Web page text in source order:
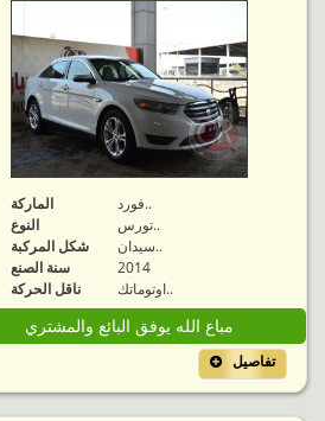
الماركة
فورد..
النوع
تورس..
شكل المركبة
سيدان..
سنة الصنع
2014
ناقل الحركة
اوتوماتك..
مباع الله يوفق البائع والمشتري
تفاصيل